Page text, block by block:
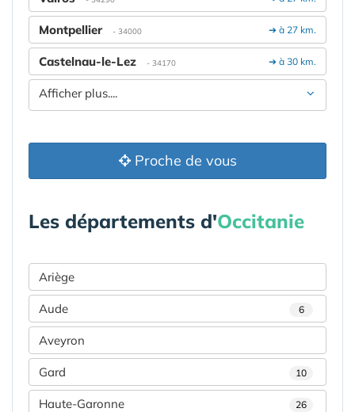
➔ à 27 km.
Montpellier - 34000
➔ à 30 km.
Castelnau-le-Lez - 34170
Afficher plus....
Proche de vous
Les départements d'Occitanie
Ariège
Aude 6
Aveyron
Gard 10
Haute-Garonne 26